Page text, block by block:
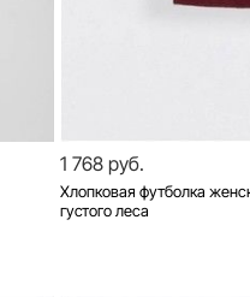
1 768 руб.
Хлопковая футболка
густого леса